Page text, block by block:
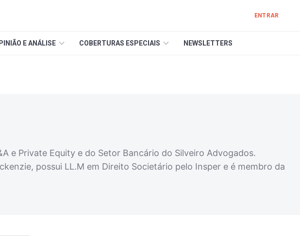
ENTRAR
E ANÁLISE COBERTURAS ESPECIAIS NEWSLETTERS
e Private Equity e do Setor Bancário do Silveiro Advogados.
possui LL.M em Direito Societário pelo Insper e é membro da